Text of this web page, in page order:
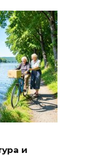
и